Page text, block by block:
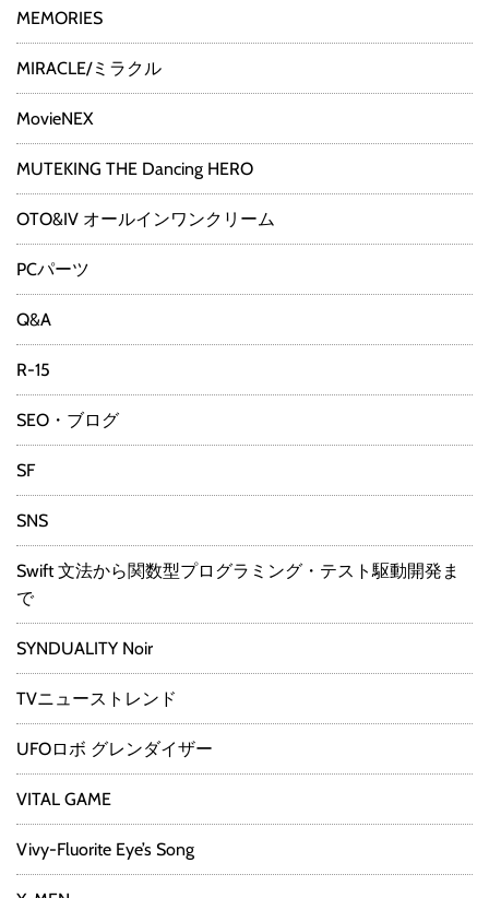
MEMORIES
MIRACLE/ミラクル
MovieNEX
MUTEKING THE Dancing HERO
OTO&IV オールインワンクリーム
PCパーツ
Q&A
R-15
SEO・ブログ
SF
SNS
Swift 文法から関数型プログラミング・テスト駆動開発ま
で
SYNDUALITY Noir
TVニューストレンド
UFOロボ グレンダイザー
VITAL GAME
Vivy-Fluorite Eye’s Song